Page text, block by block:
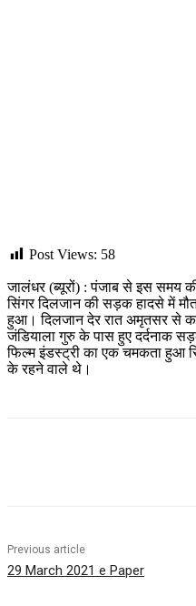
Post Views: 58
जालंधर (ब्यूरों) : पंजाब से इस समय
सिंगर दिलजान की सड़क हादसे में
हुआ। दिलजान देर रात अमृतसर से
जंडियाला गुरु के पास हुए दर्दनाक
फिल्म इंडस्ट्री का एक चमकता हुआ
के रहने वाले थे।
Previous article
29 March 2021 e Paper